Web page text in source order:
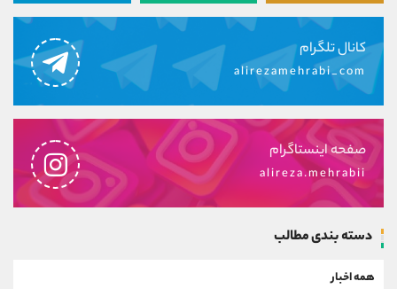
کانال تلگرام
alirezamehrabi_com
صفحه اینستاگرام
alireza.mehrabii
دسته بندی مطالب
همه اخبار